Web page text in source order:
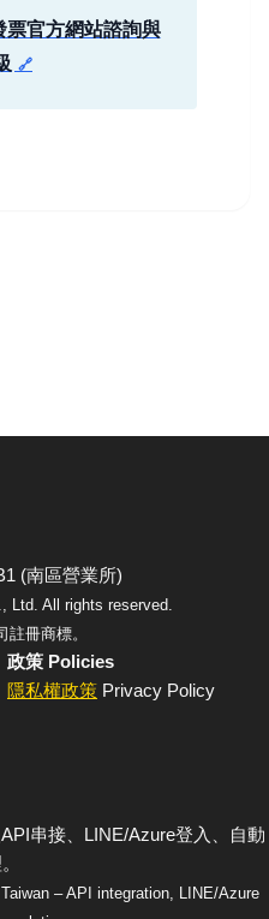
票官方網站諮詢與
(南區營業所)
Ltd. All rights reserved.
冊商標。
政策 Policies
隱私權政策 Privacy Policy
串接、LINE/Azure登入、自動
– API integration, LINE/Azure